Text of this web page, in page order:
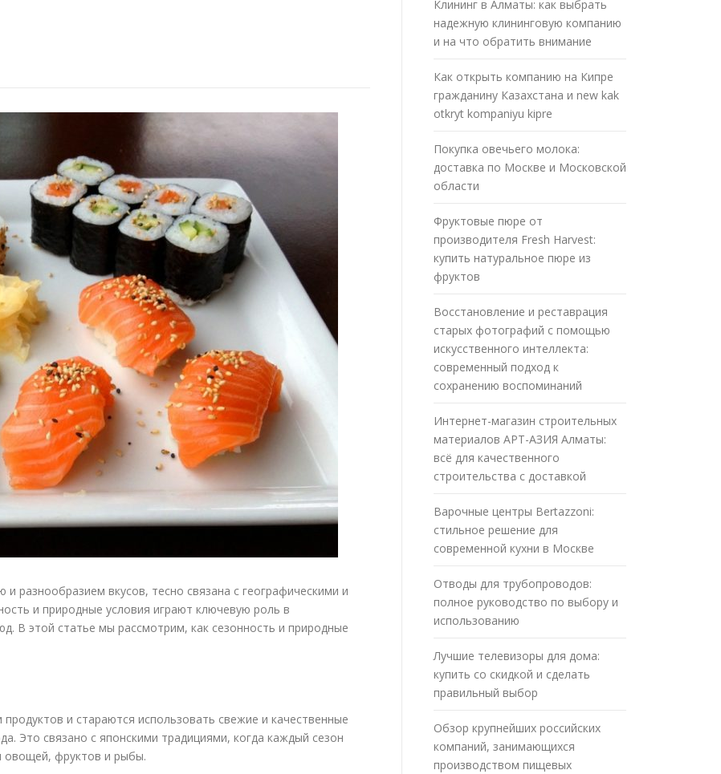
и разнообразием вкусов, тесно связана с географическими и
и природные условия играют ключевую роль в
В этой статье мы рассмотрим, как сезонность и природные
и стараются использовать свежие и качественные
Это связано с японскими традициями, когда каждый сезон
овощей, фруктов и рыбы.
Клининг в Алматы: как выбрать
надежную клининговую компанию
и на что обратить внимание
Как открыть компанию на Кипре
гражданину Казахстана и new kak
otkryt kompaniyu kipre
Покупка овечьего молока:
доставка по Москве и Московской
области
Фруктовые пюре от
производителя Fresh Harvest:
купить натуральное пюре из
фруктов
Восстановление и реставрация
старых фотографий с помощью
искусственного интеллекта:
современный подход к
сохранению воспоминаний
Интернет-магазин строительных
материалов АРТ-АЗИЯ Алматы:
всё для качественного
строительства с доставкой
Варочные центры Bertazzoni:
стильное решение для
современной кухни в Москве
Отводы для трубопроводов:
полное руководство по выбору и
использованию
Лучшие телевизоры для дома:
купить со скидкой и сделать
правильный выбор
Обзор крупнейших российских
компаний, занимающихся
производством пищевых